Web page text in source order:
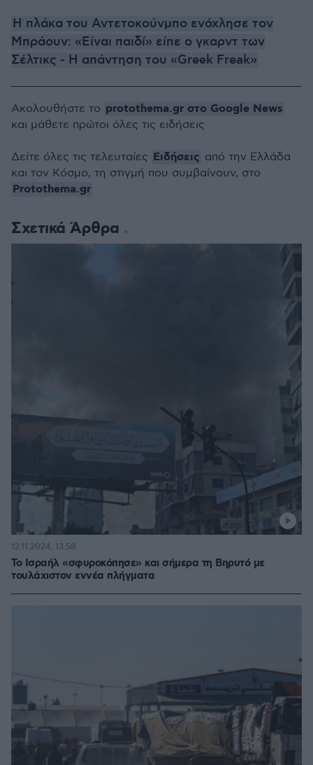
Η πλάκα του Αντετοκούνμπο ενόχλησε τον
Μπράουν: «Είναι παιδί» είπε ο γκαρντ των
Σέλτικς - Η απάντηση του «Greek Freak»
Σχετικά Άρθρα
Το Ισραήλ «σφυροκόπησε» και σήμερα τη Βηρυτό με
τουλάχιστον εννέα πλήγματα
12.11.2024, 13:58
Ακολουθήστε το protothema.gr στο Google News
και μάθετε πρώτοι όλες τις ειδήσεις
Δείτε όλες τις τελευταίες Ειδήσεις από την Ελλάδα
και τον Κόσμο, τη στιγμή που συμβαίνουν, στο
Protothema.gr